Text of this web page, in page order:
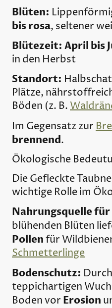
Blüten:
bis rosa, seltener
Blütezeit: April bis
in den Herbst
Standort:
Plätze,
Böden (z. B.
Im Gegensatz zur
brennend.
Ökologische
Die Gefleckte
wichtige Rolle im
Nahrungsquelle
blühenden Blüten
Pollenfür
Schmetterlinge
Bodenschutz:
teppichartigen
Boden vor Erosion